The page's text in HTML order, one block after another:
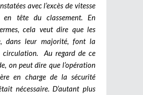
avec l’excès de vitesse
tête du classement. En
cela veut dire que les
dans leur majorité, font la
circulation. Au regard de ce
on peut dire que l’opération
en charge de la sécurité
nécessaire. D’autant plus